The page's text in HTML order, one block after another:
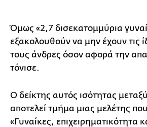
Όμως «2,7 δισεκατομμύρια
εξακολουθούν να μην έχουν τις
τους άνδρες όσον αφορά την
τόνισε.
Ο δείκτης αυτός ισότητας
αποτελεί τμήμα μιας μελέτης που
«Γυναίκες, επιχειρηματικότητα